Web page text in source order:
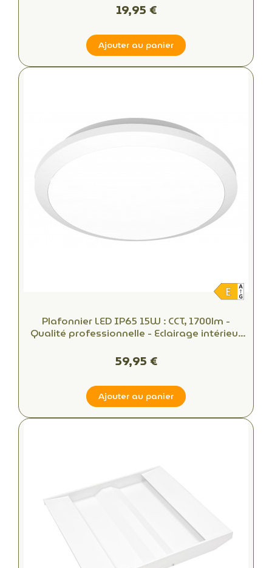
19,95 €
Ajouter au panier
Plafonnier LED IP65 15W : CCT, 1700lm -
Qualité professionnelle - Eclairage intérieur
59,95 €
Ajouter au panier